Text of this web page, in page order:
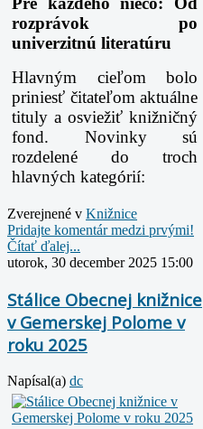
rozprávok po
univerzitnú literatúru
Hlavným cieľom bolo
priniesť čitateľom aktuálne
tituly a osviežiť knižničný
fond. Novinky sú
rozdelené do troch
hlavných kategórií:
Zverejnené v Knižnice
Pridajte komentár medzi prvými!
Čítať ďalej...
utorok, 30 december 2025 15:00
Stálice Obecnej knižnice
v Gemerskej Polome v
roku 2025
Napísal(a) dc